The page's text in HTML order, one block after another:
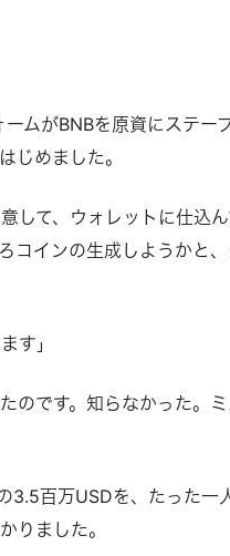
ムがBNBを原資にステー
じめました。
して、ウォレットに仕込
コインの生成しようかと
す」
のです。知らなかった。
3.5百万USDを、たった一
りました。